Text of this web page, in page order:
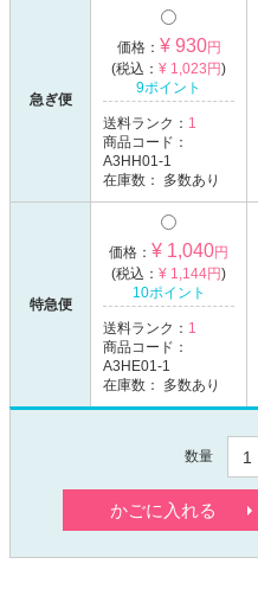
急ぎ便
価格： ¥ 930円
(税込： ¥ 1,023円)
9ポイント
送料ランク： 1
商品コード：
A3HH01-1
在庫数： 多数あり
特急便
価格： ¥ 1,040円
(税込： ¥ 1,144円)
10ポイント
送料ランク： 1
商品コード：
A3HE01-1
在庫数： 多数あり
数量
かごに入れる